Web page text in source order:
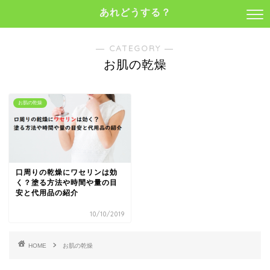
あれどうする？
― CATEGORY ―
お肌の乾燥
お肌の乾燥
口周りの乾燥にワセリンは効
く？塗る方法や時間や量の目
安と代用品の紹介
10/10/2019
HOME お肌の乾燥